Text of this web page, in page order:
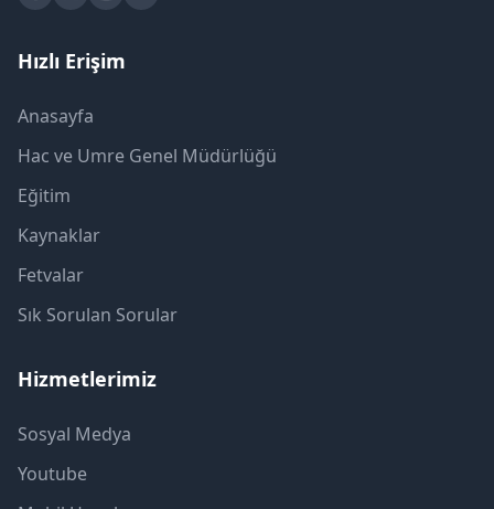
Hızlı Erişim
Anasayfa
Hac ve Umre Genel Müdürlüğü
Eğitim
Kaynaklar
Fetvalar
Sık Sorulan Sorular
Hizmetlerimiz
Sosyal Medya
Youtube